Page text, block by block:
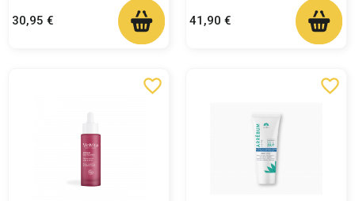
Prix
30,95 € Prix
41,90 €
favorite_border favorite_border